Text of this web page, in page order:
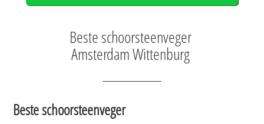
Beste schoorsteenveger
Amsterdam Wittenburg
Beste schoorsteenveger